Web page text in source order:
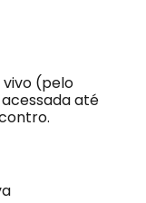
vivo (pelo
até